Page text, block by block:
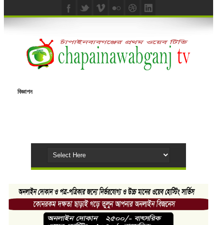
বিজ্ঞাপন